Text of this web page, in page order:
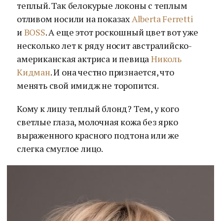
теплый. Так белокурые локоны с теплым
отливом носили на показахAlberta Ferretti
и BOSS. А еще этот роскошный цвет вот уже
несколько лет к ряду носит австралийско-
американская актриса и певицаНиколь
Кидман. И она честно признается, что
менять свой имидж не торопится.
Кому к лицу теплый блонд? Тем, у кого
светлые глаза, молочная кожа без ярко
выраженного красного подтона или же
слегка смуглое лицо.